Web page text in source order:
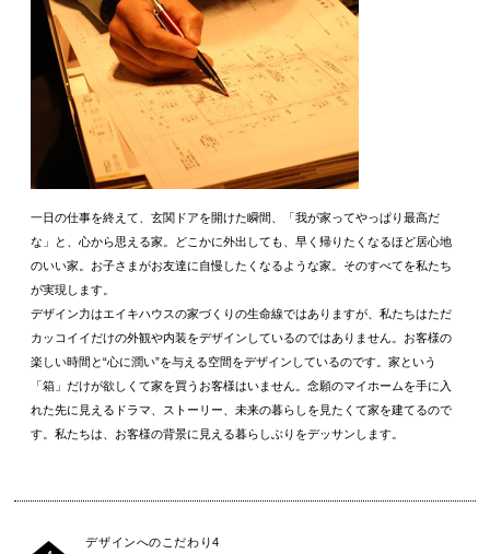
一日の仕事を終えて、玄関ドアを開けた瞬間、「我が家ってやっぱり最高だ
な」と、心から思える家。どこかに外出しても、早く帰りたくなるほど居心地
のいい家。お子さまがお友達に自慢したくなるような家。そのすべてを私たち
が実現します。
デザイン力はエイキハウスの家づくりの生命線ではありますが、私たちはただ
カッコイイだけの外観や内装をデザインしているのではありません。お客様の
楽しい時間と“心に潤い”を与える空間をデザインしているのです。家という
「箱」だけが欲しくて家を買うお客様はいません。念願のマイホームを手に入
れた先に見えるドラマ、ストーリー、未来の暮らしを見たくて家を建てるので
す。私たちは、お客様の背景に見える暮らしぶりをデッサンします。
デザインへのこだわり4